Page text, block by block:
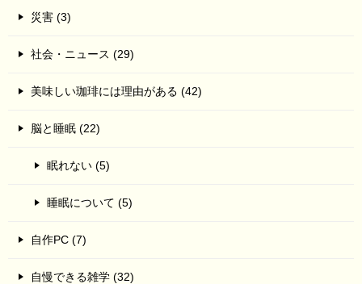
災害 (3)
社会・ニュース (29)
美味しい珈琲には理由がある (42)
脳と睡眠 (22)
眠れない (5)
睡眠について (5)
自作PC (7)
自慢できる雑学 (32)